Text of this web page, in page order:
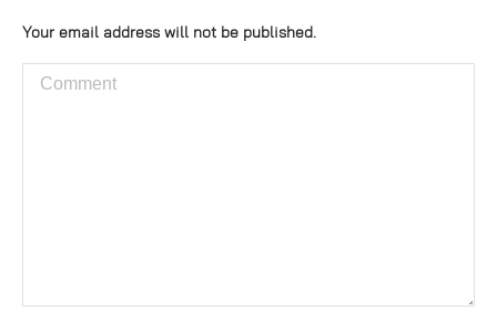
Your email address will not be published.
Comment